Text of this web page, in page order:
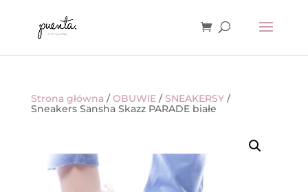
Strona główna /OBUWIE/ SNEAKERSY/
Sneakers Sansha Skazz PARADE białe